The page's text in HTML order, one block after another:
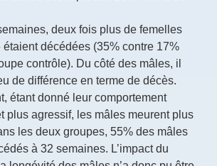
deux fois plus de femelles
décédées (35% contre 17%
contrôle). Du côté des mâles, il
de différence en terme de décès.
étant donné leur comportement
plus agressif, les mâles meurent plus
les deux groupes, 55% des mâles
à 32 semaines. L’impact du